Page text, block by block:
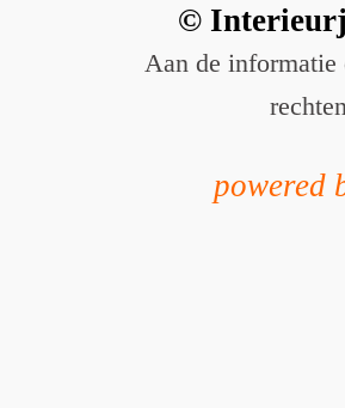
©
Aan de informatie
powered